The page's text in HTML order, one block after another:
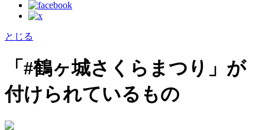
とじる
「#鶴ヶ城さくらまつり」が
付けられているもの